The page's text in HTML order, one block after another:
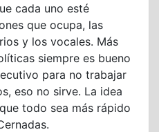
cada uno esté
que ocupa, las
y los vocales. Más
siempre es bueno
para no trabajar
eso no sirve. La idea
todo sea más rápido